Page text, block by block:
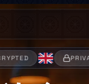
PRIVATE